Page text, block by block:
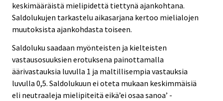
keskimääräistä mielipidettä tiettynä ajankohtana.
Saldolukujen tarkastelu aikasarjana kertoo mielialojen
muutoksista ajankohdasta toiseen.
Saldoluku saadaan myönteisten ja kielteisten
vastausosuuksien erotuksena painottamalla
äärivastauksia luvulla 1 ja maltillisempia vastauksia
luvulla 0,5. Saldolukuun ei oteta mukaan keskimmäisiä
eli neutraaleja mielipiteitä eikä’ei osaa sanoa’ -